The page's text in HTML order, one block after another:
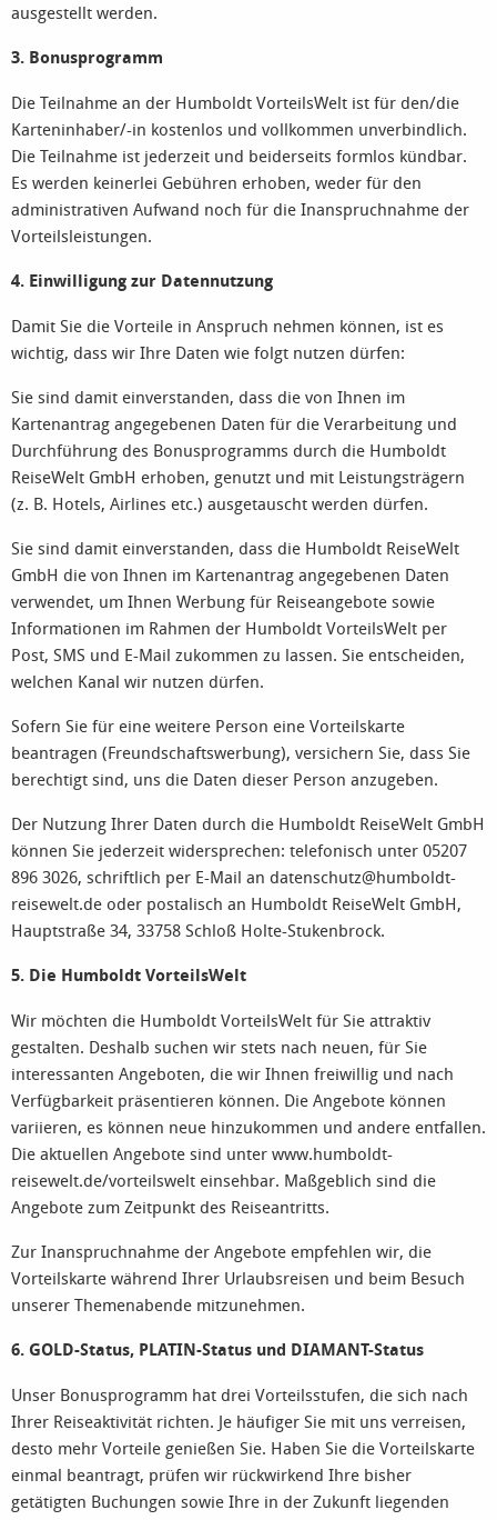
ausgestellt werden.
3. Bonusprogramm
Die Teilnahme an der Humboldt VorteilsWelt ist für den/die
Karteninhaber/-in kostenlos und vollkommen unverbindlich.
Die Teilnahme ist jederzeit und beiderseits formlos kündbar.
Es werden keinerlei Gebühren erhoben, weder für den
administrativen Aufwand noch für die Inanspruchnahme der
Vorteilsleistungen.
4. Einwilligung zur Datennutzung
Damit Sie die Vorteile in Anspruch nehmen können, ist es
wichtig, dass wir Ihre Daten wie folgt nutzen dürfen:
Sie sind damit einverstanden, dass die von Ihnen im
Kartenantrag angegebenen Daten für die Verarbeitung und
Durchführung des Bonusprogramms durch die Humboldt
ReiseWelt GmbH erhoben, genutzt und mit Leistungsträgern
(z. B. Hotels, Airlines etc.) ausgetauscht werden dürfen.
Sie sind damit einverstanden, dass die Humboldt ReiseWelt
GmbH die von Ihnen im Kartenantrag angegebenen Daten
verwendet, um Ihnen Werbung für Reiseangebote sowie
Informationen im Rahmen der Humboldt VorteilsWelt per
Post, SMS und E-Mail zukommen zu lassen. Sie entscheiden,
welchen Kanal wir nutzen dürfen.
Sofern Sie für eine weitere Person eine Vorteilskarte
beantragen (Freundschaftswerbung), versichern Sie, dass Sie
berechtigt sind, uns die Daten dieser Person anzugeben.
Der Nutzung Ihrer Daten durch die Humboldt ReiseWelt GmbH
können Sie jederzeit widersprechen: telefonisch unter 05207
896 3026, schriftlich per E-Mail an datenschutz@humboldt-
reisewelt.de oder postalisch an Humboldt ReiseWelt GmbH,
Hauptstraße 34, 33758 Schloß Holte-Stukenbrock.
5. Die Humboldt VorteilsWelt
Wir möchten die Humboldt VorteilsWelt für Sie attraktiv
gestalten. Deshalb suchen wir stets nach neuen, für Sie
interessanten Angeboten, die wir Ihnen freiwillig und nach
Verfügbarkeit präsentieren können. Die Angebote können
variieren, es können neue hinzukommen und andere entfallen.
Die aktuellen Angebote sind unter www.humboldt-
reisewelt.de/vorteilswelt einsehbar. Maßgeblich sind die
Angebote zum Zeitpunkt des Reiseantritts.
Zur Inanspruchnahme der Angebote empfehlen wir, die
Vorteilskarte während Ihrer Urlaubsreisen und beim Besuch
unserer Themenabende mitzunehmen.
6. GOLD-Status, PLATIN-Status und DIAMANT-Status
Unser Bonusprogramm hat drei Vorteilsstufen, die sich nach
Ihrer Reiseaktivität richten. Je häufiger Sie mit uns verreisen,
desto mehr Vorteile genießen Sie. Haben Sie die Vorteilskarte
einmal beantragt, prüfen wir rückwirkend Ihre bisher
getätigten Buchungen sowie Ihre in der Zukunft liegenden